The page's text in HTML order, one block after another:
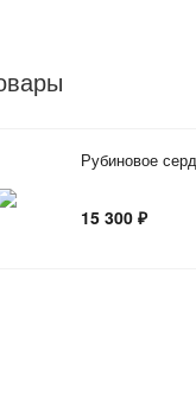
Рубиновое
15 300 ₽